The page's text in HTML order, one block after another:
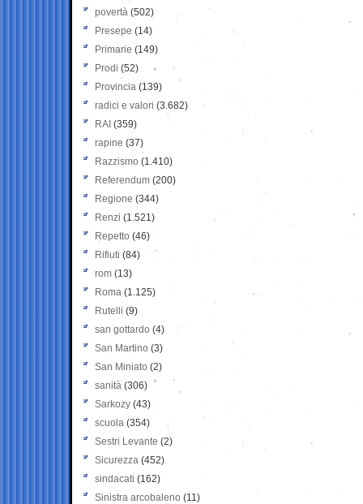
povertà (502)
Presepe (14)
Primarie (149)
Prodi (52)
Provincia (139)
radici e valori (3.682)
RAI (359)
rapine (37)
Razzismo (1.410)
Referendum (200)
Regione (344)
Renzi (1.521)
Repetto (46)
Rifiuti (84)
rom (13)
Roma (1.125)
Rutelli (9)
san gottardo (4)
San Martino (3)
San Miniato (2)
sanità (306)
Sarkozy (43)
scuola (354)
Sestri Levante (2)
Sicurezza (452)
sindacati (162)
Sinistra arcobaleno (11)